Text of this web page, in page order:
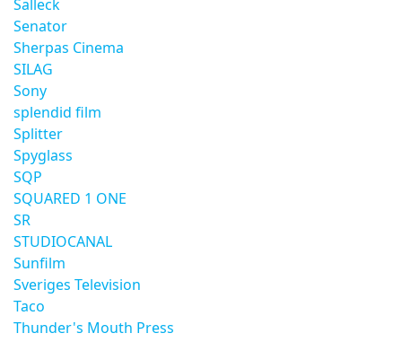
Salleck
Senator
Sherpas Cinema
SILAG
Sony
splendid film
Splitter
Spyglass
SQP
SQUARED 1 ONE
SR
STUDIOCANAL
Sunfilm
Sveriges Television
Taco
Thunder's Mouth Press